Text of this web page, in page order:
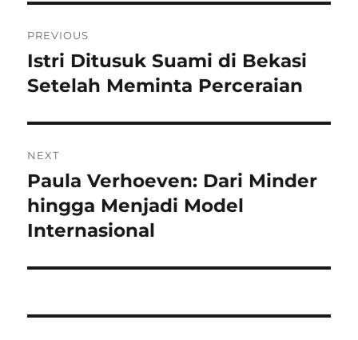
pos
PREVIOUS
Previous
post:
Istri Ditusuk Suami di Bekasi
Setelah Meminta Perceraian
NEXT
Next
post:
Paula Verhoeven: Dari Minder
hingga Menjadi Model
Internasional